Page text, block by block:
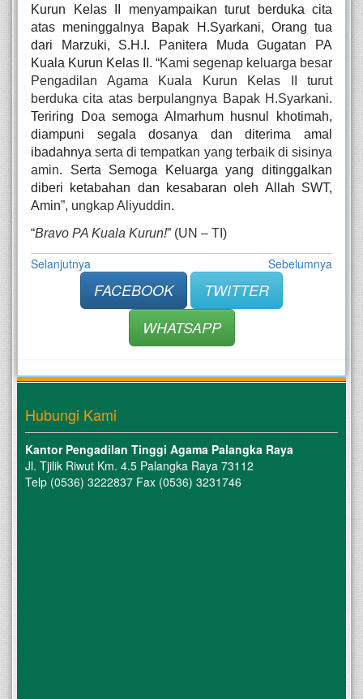
Kurun Kelas II menyampaikan turut berduka cita
atas meninggalnya Bapak H.Syarkani, Orang tua
dari Marzuki, S.H.I. Panitera Muda Gugatan PA
Kuala Kurun Kelas II. “Kami segenap keluarga besar
Pengadilan Agama Kuala Kurun Kelas II turut
berduka cita atas berpulangnya Bapak H.Syarkani.
Teriring Doa semoga Almarhum husnul khotimah,
diampuni segala dosanya dan diterima amal
ibadahnya serta di tempatkan yang terbaik di sisinya
amin. Serta Semoga Keluarga yang ditinggalkan
diberi ketabahan dan kesabaran oleh Allah SWT,
Amin”, ungkap Aliyuddin.
“Bravo PA Kuala Kurun!” (UN – TI)
Selanjutnya Sebelumnya
FACEBOOK
TWITTER
WHATSAPP
Hubungi Kami
Kantor Pengadilan Tinggi Agama Palangka Raya
Jl. Tjilik Riwut Km. 4.5 Palangka Raya 73112
Telp (0536) 3222837 Fax (0536) 3231746